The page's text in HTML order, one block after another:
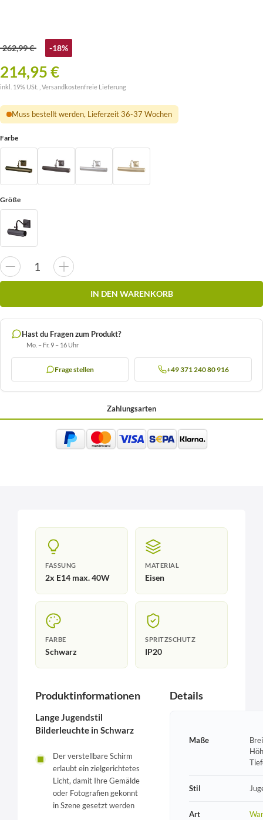
262,99 € -18%
214,95 €
inkl. 19% USt. , Versandkostenfreie Lieferung
Muss bestellt werden, Lieferzeit 36-37 Wochen
Farbe
Größe
IN DEN WARENKORB
Hast du Fragen zum Produkt?
Mo. – Fr. 9 – 16 Uhr
Frage stellen +49 371 240 80 916
Zahlungsarten
FASSUNG
2x E14 max. 40W
MATERIAL
Eisen
FARBE
Schwarz
SPRITZSCHUTZ
IP20
Produktinformationen
Lange Jugendstil
Bilderleuchte in Schwarz
Der verstellbare Schirm
erlaubt ein zielgerichtetes
Licht, damit Ihre Gemälde
oder Fotografien gekonnt
in Szene gesetzt werden
Details
Maße
Stil
Art